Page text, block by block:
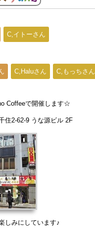
C,イトーさん
C,Haluさん C,もっちさん
Coffeeで開催します☆
住2-62-9 うな源ビル 2F
しみにしています♪